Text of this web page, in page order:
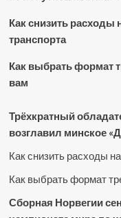
Как снизить расходы
транспорта
Как выбрать формат
вам
Трёхкратный
возглавил минское
Как снизить расходы
Как выбрать формат
Сборная Норвегии